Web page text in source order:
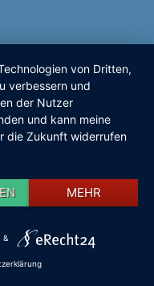
von Dritten,
verbessern und
der Nutzer
und kann meine
die Zukunft widerrufen
MEHR
&